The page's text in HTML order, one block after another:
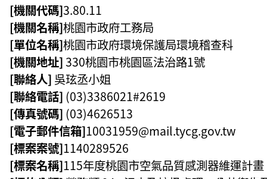
[機關代碼]3.80.11
[機關名稱]桃園市政府工務局
[單位名稱]桃園市政府環境保護局環境稽查科
[機關地址]330桃園市桃園區法治路1號
[聯絡人] 吳玹丞小姐
[聯絡電話] (03)3386021#2619
[傳真號碼] (03)4626513
[電子郵件信箱]10031959@mail.tycg.gov.tw
[標案案號]1140289526
[標案名稱]115年度桃園市空氣品質感測器維運計畫